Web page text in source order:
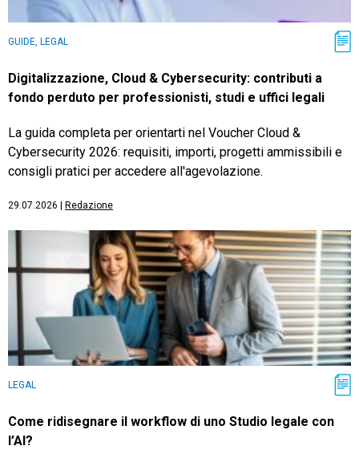
GUIDE, LEGAL
Digitalizzazione, Cloud & Cybersecurity: contributi a
fondo perduto per professionisti, studi e uffici legali
La guida completa per orientarti nel Voucher Cloud &
Cybersecurity 2026: requisiti, importi, progetti ammissibili e
consigli pratici per accedere all'agevolazione.
29.07.2026 Redazione
LEGAL
Come ridisegnare il workflow di uno Studio legale con
l’AI?